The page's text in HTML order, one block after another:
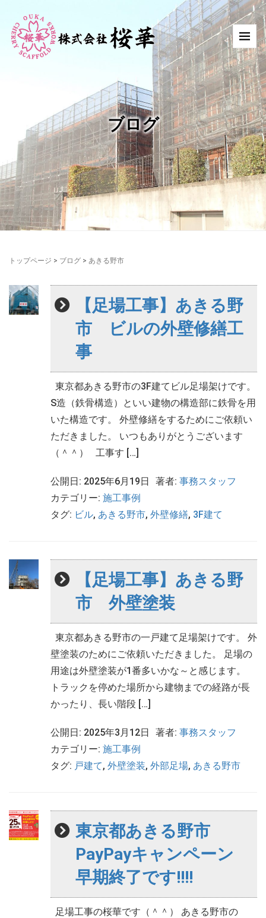
ブログ
トップページ > ブログ > あきる野市
【足場工事】あきる野
市 ビルの外壁修繕工
事
東京都あきる野市の3F建てビル足場架けです。
S造（鉄骨構造）といい建物の構造部に鉄骨を用
いた構造です。 外壁修繕をするためにご依頼い
ただきました。 いつもありがとうございます
（＾＾） 工事す […]
公開日: 2025年6月19日 著者: 事務スタッフ
カテゴリー: 施工事例
タグ: ビル, あきる野市, 外壁修繕, 3F建て
【足場工事】あきる野
市 外壁塗装
東京都あきる野市の一戸建て足場架けです。 外
壁塗装のためにご依頼いただきました。 足場の
用途は外壁塗装が1番多いかな～と感じます。
トラックを停めた場所から建物までの経路が長
かったり、長い階段 […]
公開日: 2025年3月12日 著者: 事務スタッフ
カテゴリー: 施工事例
タグ: 戸建て, 外壁塗装, 外部足場, あきる野市
東京都あきる野市
PayPayキャンペーン
早期終了です!!!!
足場工事の桜華です（＾＾） あきる野市の